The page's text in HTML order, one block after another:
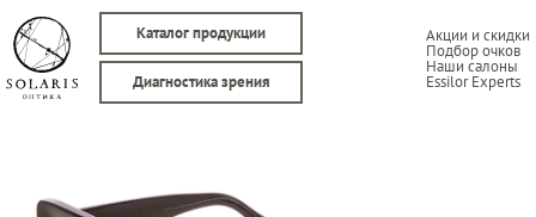
Каталог продукции Акции и скидки
Подбор очков
Наши салоны
Essilor Experts
Диагностика зрения